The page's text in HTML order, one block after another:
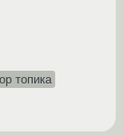
топика